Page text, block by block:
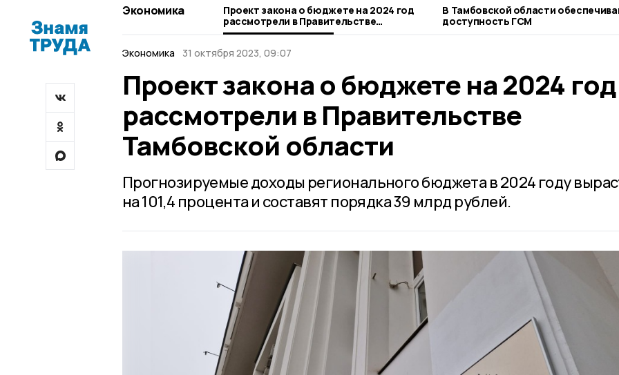
Экономика
Проект закона о бюджете на 2024 год
рассмотрели в Правительстве
Тамбовской области
В Тамбовской области
доступность ГСМ
Экономика 31 октября 2023, 09:07
Проект закона о бюджете на 2024 год
рассмотрели в Правительстве
Тамбовской области
Прогнозируемые доходы регионального бюджета в 2024 году
на 101,4 процента и составят порядка 39 млрд рублей.